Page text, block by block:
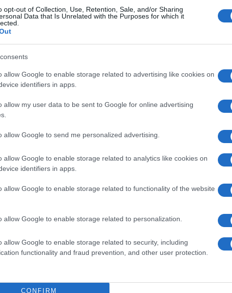
opt-out of Collection, Use, Retention, Sale, and/or Sharing
Data that Is Unrelated with the Purposes for which it
allow Google to enable storage related to advertising like cookies on
identifiers in apps.
allow my user data to be sent to Google for online advertising
allow Google to send me personalized advertising.
allow Google to enable storage related to analytics like cookies on
identifiers in apps.
allow Google to enable storage related to functionality of the website
allow Google to enable storage related to personalization.
allow Google to enable storage related to security, including
functionality and fraud prevention, and other user protection.
CONFIRM
Πρωτάθλημα Ιππασίας!
παγωτατζίδικα της Αθήνας η απάντηση
είναι…και τα δύο!
Το kitchen trick που κάθε foodie πρέπει
Τηλεοπτικά «Μαγειρέματα», Ψηφιακοί
των Ελληνικών Media
Τι
μωβ
Πώς να
ΑΕΚ:
Super
Β.
Το